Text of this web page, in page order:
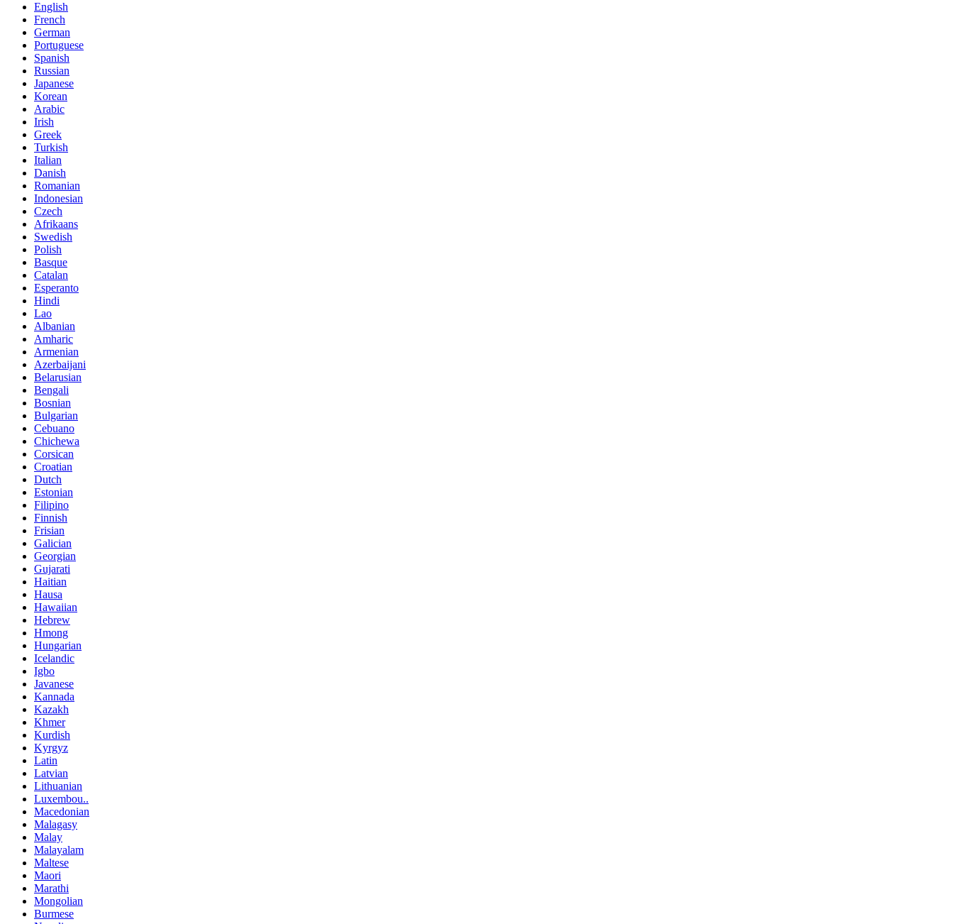
English
French
German
Portuguese
Spanish
Russian
Japanese
Korean
Arabic
Irish
Greek
Turkish
Italian
Danish
Romanian
Indonesian
Czech
Afrikaans
Swedish
Polish
Basque
Catalan
Esperanto
Hindi
Lao
Albanian
Amharic
Armenian
Azerbaijani
Belarusian
Bengali
Bosnian
Bulgarian
Cebuano
Chichewa
Corsican
Croatian
Dutch
Estonian
Filipino
Finnish
Frisian
Galician
Georgian
Gujarati
Haitian
Hausa
Hawaiian
Hebrew
Hmong
Hungarian
Icelandic
Igbo
Javanese
Kannada
Kazakh
Khmer
Kurdish
Kyrgyz
Latin
Latvian
Lithuanian
Luxembou..
Macedonian
Malagasy
Malay
Malayalam
Maltese
Maori
Marathi
Mongolian
Burmese